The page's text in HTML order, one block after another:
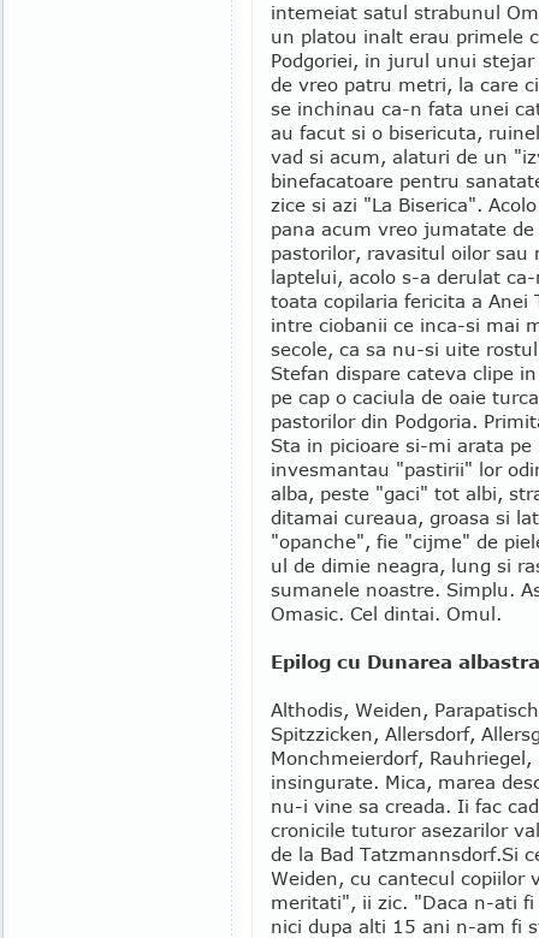
intemeiat satul strabunul
un platou inalt erau primele
Podgoriei, in jurul unui
de vreo patru metri, la care
se inchinau ca-n fata unei
au facut si o bisericuta,
vad si acum, alaturi de un
binefacatoare pentru
zice si azi "La Biserica".
pana acum vreo jumatate de
pastorilor, ravasitul oilor sau
laptelui, acolo s-a derulat
toata copilaria fericita a Anei
intre ciobanii ce inca-si mai
secole, ca sa nu-si uite
Stefan dispare cateva clipe
pe cap o caciula de oaie
pastorilor din Podgoria.
Sta in picioare si-mi arata
invesmantau "pastirii" lor
alba, peste "gaci" tot albi,
ditamai cureaua, groasa si
"opanche", fie "cijme" de
ul de dimie neagra, lung si
sumanele noastre. Simplu.
Omasic. Cel dintai. Omul.
Epilog cu Dunarea albastra
Althodis, Weiden,
Spitzzicken, Allersdorf,
Monchmeierdorf,
insingurate. Mica, marea
nu-i vine sa creada. Ii fac
cronicile tuturor asezarilor
de la Bad Tatzmannsdorf.Si
Weiden, cu cantecul copiilor
meritati", ii zic. "Daca n-ati fi
nici dupa alti 15 ani n-am fi